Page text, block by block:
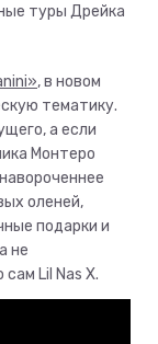
туры Дрейка
, в новом
тематику.
а если
Монтеро
оленей,
подарки и
не
Lil Nas X.